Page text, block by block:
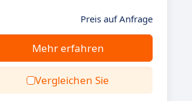
Preis auf Anfrage
Mehr erfahren
Vergleichen Sie